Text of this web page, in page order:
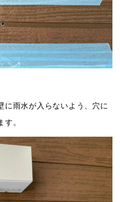
に雨水が入らないよう、穴に
。